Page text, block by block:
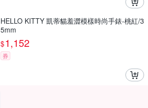
HELLO KITTY 凱蒂貓羞澀模樣時尚手錶-桃紅/3
5mm
$1,152
券